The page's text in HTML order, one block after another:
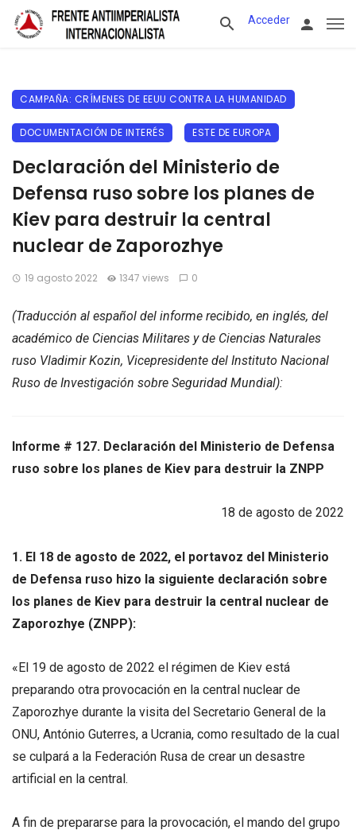
Acceder
CAMPAÑA: CRÍMENES DE EEUU CONTRA LA HUMANIDAD
DOCUMENTACIÓN DE INTERÉS ESTE DE EUROPA
Declaración del Ministerio de
Defensa ruso sobre los planes de
Kiev para destruir la central
nuclear de Zaporozhye
19 agosto 2022 1347 views 0
(Traducción al español del informe recibido, en inglés, del
académico de Ciencias Militares y de Ciencias Naturales
ruso Vladimir Kozin, Vicepresidente del Instituto Nacional
Ruso de Investigación sobre Seguridad Mundial):
Informe # 127. Declaración del Ministerio de Defensa
ruso sobre los planes de Kiev para destruir la ZNPP
18 de agosto de 2022
1. El 18 de agosto de 2022, el portavoz del Ministerio
de Defensa ruso hizo la siguiente declaración sobre
los planes de Kiev para destruir la central nuclear de
Zaporozhye (ZNPP):
«El 19 de agosto de 2022 el régimen de Kiev está
preparando otra provocación en la central nuclear de
Zaporozhye durante la visita del Secretario General de la
ONU, António Guterres, a Ucrania, como resultado de la cual
se culpará a la Federación Rusa de crear un desastre
artificial en la central.
A fin de prepararse para la provocación, el mando del grupo